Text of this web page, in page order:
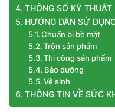
THÔNG SỐ KỸ THUẬT
HƯỚNG DẪN SỬ
Chuẩn bị bề mặt
Trộn sản phẩm
Thi công sản phẩm
Bảo dưỡng
Vệ sinh
THÔNG TIN VỀ SỨC